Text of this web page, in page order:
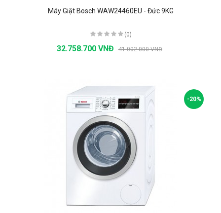
Máy Giặt Bosch WAW24460EU - Đức 9KG
(0)
32.758.700 VNĐ 41.002.000 VNĐ
-20%